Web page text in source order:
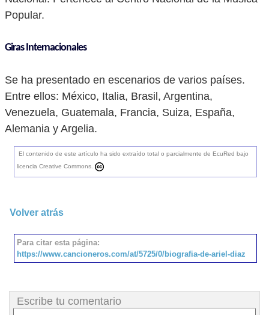
Popular.
Giras Internacionales
Se ha presentado en escenarios de varios países.
Entre ellos: México, Italia, Brasil, Argentina,
Venezuela, Guatemala, Francia, Suiza, España,
Alemania y Argelia.
El contenido de este artículo ha sido extraído total o parcialmente de EcuRed bajo
licencia Creative Commons.
Volver atrás
Para citar esta página:
https://www.cancioneros.com/at/5725/0/biografia-de-ariel-diaz
Escribe tu comentario